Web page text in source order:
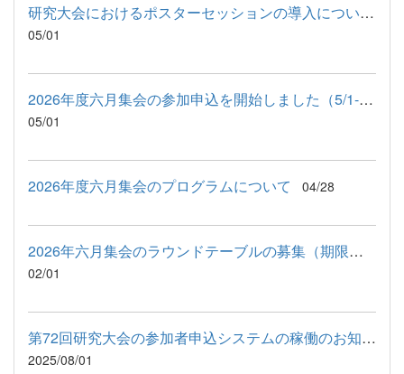
研究大会におけるポスターセッションの導入について（詳細のご案内）
05/01
2026年度六月集会の参加申込を開始しました（5/1-5/20）
05/01
2026年度六月集会のプログラムについて 04/28
2026年六月集会のラウンドテーブルの募集（期限：2026年2月28日土）
02/01
第72回研究大会の参加者申込システムの稼働のお知らせ
2025/08/01